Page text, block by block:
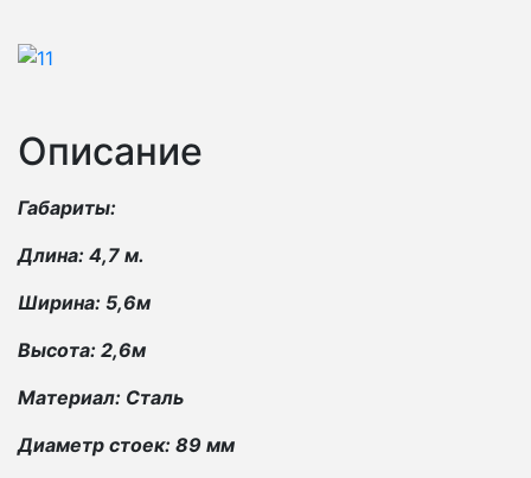
Описание
Габариты:
Длина: 4,7 м.
Ширина: 5,6м
Высота: 2,6м
Материал: Сталь
Диаметр стоек: 89 мм